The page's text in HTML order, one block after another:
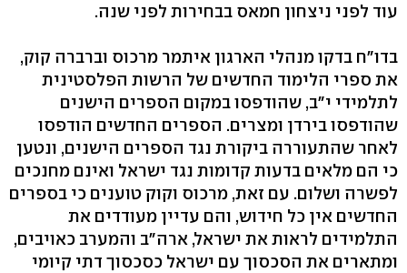
עוד לפני ניצחון חמאס בבחירות לפני שנה.
בדו"ח בדקו מנהלי הארגון איתמר מרכוס וברברה קוק,
את ספרי הלימוד החדשים של הרשות הפלסטינית
לתלמידי י"ב, שהודפסו במקום הספרים הישנים
שהודפסו בירדן ומצרים. הספרים החדשים הודפסו
לאחר שהתעוררה ביקורת נגד הספרים הישנים, ונטען
כי הם מלאים בדעות קדומות נגד ישראל ואינם מחנכים
לפשרה ושלום. עם זאת, מרכוס וקוק טוענים כי בספרים
החדשים אין כל חידוש, והם עדיין מעודדים את
התלמידים לראות את ישראל, ארה"ב והמערב כאויבים,
ומתארים את הסכסוך עם ישראל כסכסוך דתי קיומי